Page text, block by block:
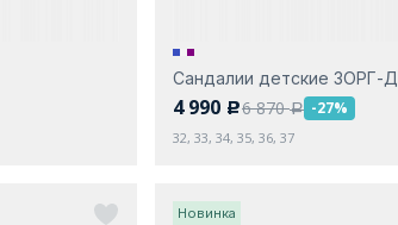
Сандалии детские ЗОРГ-Д
4 990 c6 870a -27%
32, 33, 34, 35, 36, 37
Новинка